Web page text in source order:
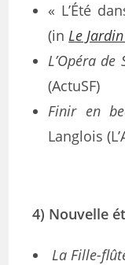
« L’Été
(inLe
L’Opéra de
(ActuSF)
Finir en
Langlois
4) Nouvelle
La Fille-